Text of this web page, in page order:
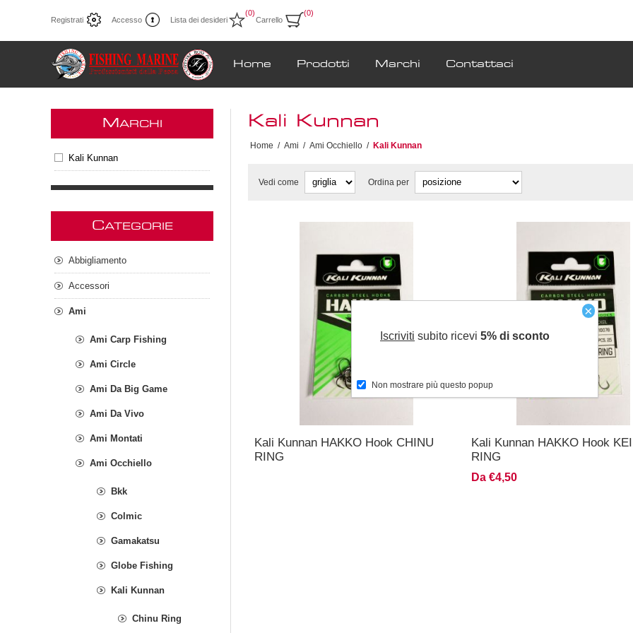
Registrati Accesso Lista dei desideri
(0)
Carrello
(0)
Home Prodotti Marchi Contattaci
Kali Kunnan
Home / Ami / Ami Occhiello / Kali Kunnan
Vedi come Ordina per
Kali Kunnan HAKKO Hook CHINU
RING
Kali Kunnan HAKKO Hook
RING
Da €4,50
M ARCHI
Kali Kunnan
CATEGORIE
Abbigliamento
Accessori
Ami
Ami Carp Fishing
Ami Circle
Ami Da Big Game
Ami Da Vivo
Ami Montati
Ami Occhiello
Bkk
Colmic
Gamakatsu
Globe Fishing
Kali Kunnan
Chinu Ring
×
Iscriviti subito ricevi 5% di sconto
Non mostrare più questo popup